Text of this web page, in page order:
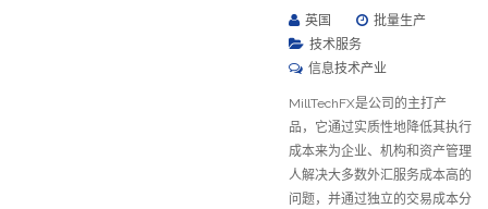
英国
批量生产
技术服务
信息技术产业
MillTechFX是公司的主打产
品，它通过实质性地降低其执行
成本来为企业、机构和资产管理
人解决大多数外汇服务成本高的
问题，并通过独立的交易成本分